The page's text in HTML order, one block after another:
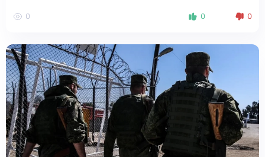
0 0 0